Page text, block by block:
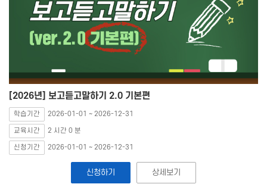
[2026년] 보고듣고말하기 2.0 기본편
학습기간 2026-01-01 ~ 2026-12-31
교육시간 2 시간 0 분
신청기간 2026-01-01 ~ 2026-12-31
신청하기 상세보기